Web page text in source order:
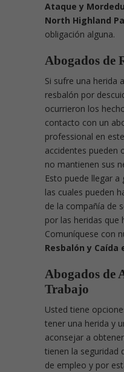
Ataque y
North Highland
obligación alguna.
Abogados de
Si sufre una herida
resbalón por
ocurrieron los
contacto con un
professional en
accidentes pueden
no mantienen sus
Esto puede llegar
las cuales pueden
de la compañía de
por las heridas que
Comuníquese con
Resbalón y
Abogados de
Trabajo
Usted tiene
tener una herida y
aconsejar a
tienen la seguridad
de empleo y por